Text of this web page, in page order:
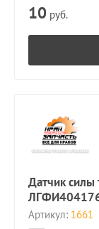
10 руб.
Датчик силы
Артикул: 1661